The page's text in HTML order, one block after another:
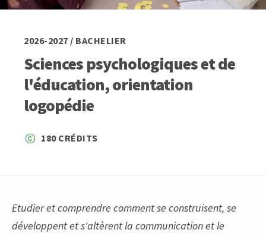
2026-2027 / BACHELIER
Sciences psychologiques et de
l'éducation, orientation
logopédie
180 CRÉDITS
Etudier et comprendre comment se construisent, se
développent et s'altèrent la communication et le